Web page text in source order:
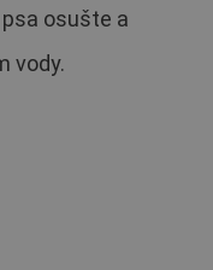
osušte a
vody.